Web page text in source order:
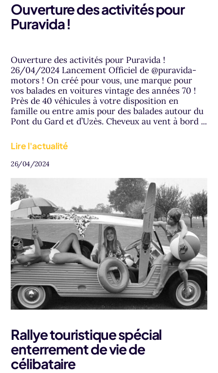
Ouverture des activités pour
Puravida !
Ouverture des activités pour Puravida !
26/04/2024 Lancement Officiel de @puravida-
motors ! On créé pour vous, une marque pour
vos balades en voitures vintage des années 70 !
Près de 40 véhicules à votre disposition en
famille ou entre amis pour des balades autour du
Pont du Gard et d’Uzès. Cheveux au vent à bord ...
Lire l'actualité
26/04/2024
Rallye touristique spécial
enterrement de vie de
célibataire